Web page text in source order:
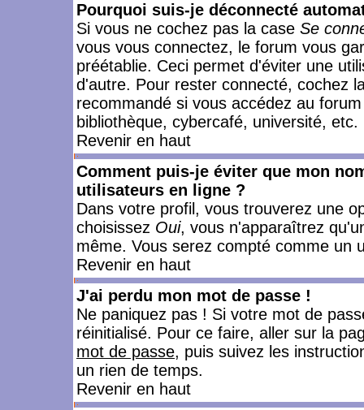
Pourquoi suis-je déconnecté
Si vous ne cochez pas la case Se
vous vous connectez, le forum vous
préétablie. Ceci permet d'éviter une
d'autre. Pour rester connecté, cochez
recommandé si vous accédez au
bibliothèque, cybercafé, université, etc.
Revenir en haut
Comment puis-je éviter que mon
utilisateurs en ligne ?
Dans votre profil, vous trouverez une
choisissez Oui, vous n'apparaîtrez
même. Vous serez compté comme un
Revenir en haut
J'ai perdu mon mot de passe !
Ne paniquez pas ! Si votre mot de
réinitialisé. Pour ce faire, aller sur la
mot de passe, puis suivez les
un rien de temps.
Revenir en haut